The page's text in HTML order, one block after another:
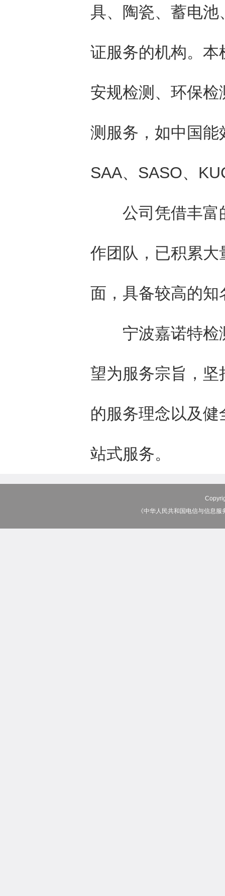
具、陶瓷、蓄电
证服务的机构。
安规检测、环保
测服务，如中国能
SAA、SASO、
公司凭借丰富
作团队，已积累
面，具备较高的知
宁波嘉诺特检测
望为服务宗旨，
的服务理念以及
站式服务。
《中华人民共和国电信与信息